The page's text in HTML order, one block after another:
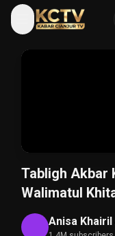
Tabligh Akbar
Walimatul
Anisa Khairil